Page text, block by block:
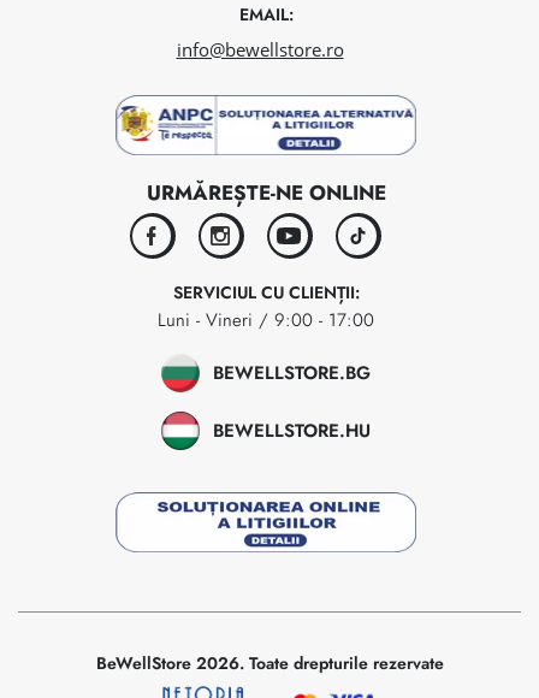
EMAIL:
info@bewellstore.ro
URMĂREȘTE-NE ONLINE
facebookinstagramyoutubetiktok
SERVICIUL CU CLIENȚII:
Luni - Vineri / 9:00 - 17:00
BEWELLSTORE.BG
BEWELLSTORE.HU
BeWellStore 2026. Toate drepturile rezervate